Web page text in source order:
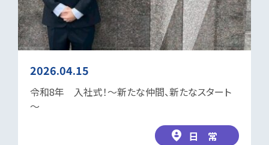
2026.04.15
令和8年 入社式！～新たな仲間、新たなスタート
～
日 常